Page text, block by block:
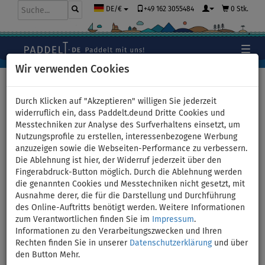
Wir verwenden Cookies
Durch Klicken auf "Akzeptieren" willigen Sie jederzeit
widerruflich ein, dass Paddelt.deund Dritte Cookies und
Messtechniken zur Analyse des Surfverhaltens einsetzt, um
Nutzungsprofile zu erstellen, interessenbezogene Werbung
anzuzeigen sowie die Webseiten-Performance zu verbessern.
Die Ablehnung ist hier, der Widerruf jederzeit über den
Fingerabdruck-Button möglich. Durch die Ablehnung werden
die genannten Cookies und Messtechniken nicht gesetzt, mit
Ausnahme derer, die für die Darstellung und Durchführung
des Online-Auftritts benötigt werden. Weitere Informationen
zum Verantwortlichen finden Sie im
Impressum.
Informationen zu den Verarbeitungszwecken und Ihren
Rechten finden Sie in unserer Datenschutzerklärungund über
den Button Mehr.
DE/€ +49 162 3055484 0 Stk.
Shorts Herren MMA
PADDELBOARDING WAVE -
Größe: M
BIS
-15 %
UNSER
TIPP
Previous Next